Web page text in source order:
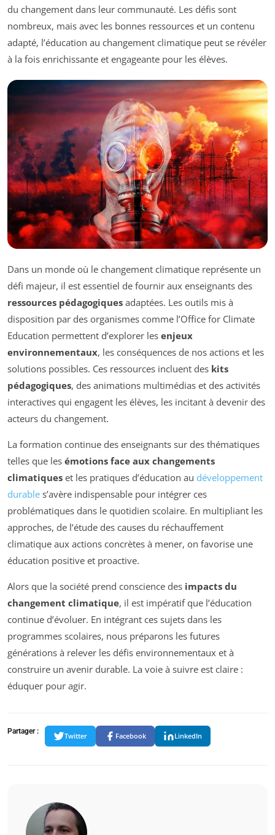
du changement dans leur communauté. Les défis sont
nombreux, mais avec les bonnes ressources et un contenu
adapté, l’éducation au changement climatique peut se révéler
à la fois enrichissante et engageante pour les élèves.
Dans un monde où le changement climatique représente un
défi majeur, il est essentiel de fournir aux enseignants des
ressources pédagogiques adaptées. Les outils mis à
disposition par des organismes comme l’Office for Climate
Education permettent d’explorer les enjeux
environnementaux, les conséquences de nos actions et les
solutions possibles. Ces ressources incluent des kits
pédagogiques, des animations multimédias et des activités
interactives qui engagent les élèves, les incitant à devenir des
acteurs du changement.
La formation continue des enseignants sur des thématiques
telles que les émotions face aux changements
climatiques et les pratiques d’éducation au développement
durable s’avère indispensable pour intégrer ces
problématiques dans le quotidien scolaire. En multipliant les
approches, de l’étude des causes du réchauffement
climatique aux actions concrètes à mener, on favorise une
éducation positive et proactive.
Alors que la société prend conscience des impacts du
changement climatique, il est impératif que l’éducation
continue d’évoluer. En intégrant ces sujets dans les
programmes scolaires, nous préparons les futures
générations à relever les défis environnementaux et à
construire un avenir durable. La voie à suivre est claire :
éduquer pour agir.
Partager :
Twitter Facebook LinkedIn